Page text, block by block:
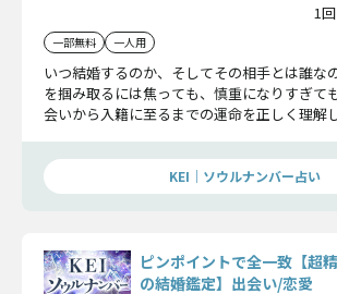
1
一部無料 一人用
いつ結婚するのか、そしてその相手とは誰なの
を掴み取るには焦っても、慎重になりすぎて
会いから入籍に至るまでの運命を正しく理解
KEI｜ソウルナンバー占い
ピンポイントで全一致【超
の結婚鑑定】出会い/恋愛